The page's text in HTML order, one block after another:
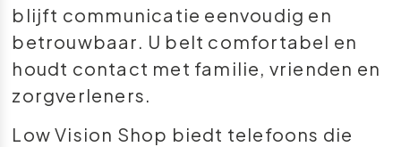
blijft communicatie eenvoudig en
betrouwbaar. U belt comfortabel en
houdt contact met familie, vrienden en
zorgverleners.
Low Vision Shop biedt telefoons die